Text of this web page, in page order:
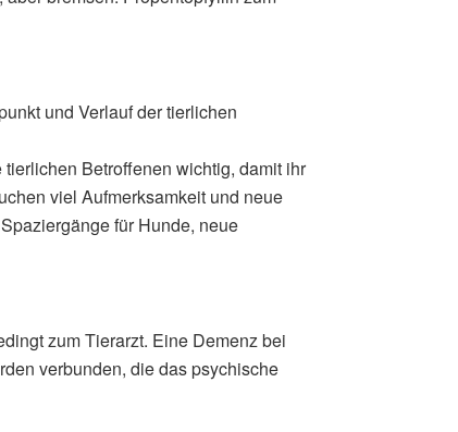
und Verlauf der tierlichen
Betroffenen wichtig, damit ihr
viel Aufmerksamkeit und neue
für Hunde, neue
zum Tierarzt. Eine Demenz bei
verbunden, die das psychische